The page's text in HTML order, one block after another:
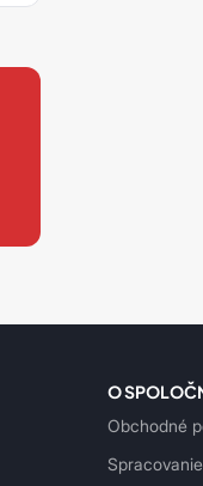
O
Obchodné